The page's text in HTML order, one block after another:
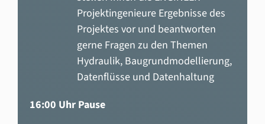
Projektingenieure Ergebnisse des
Projektes vor und beantworten
gerne Fragen zu den Themen
Hydraulik, Baugrundmodellierung,
Datenflüsse und Datenhaltung
16:00 Uhr Pause